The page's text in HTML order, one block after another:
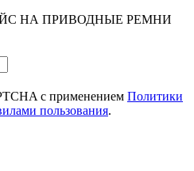
НА ПРИВОДНЫЕ РЕМНИ
с применением Политики
пользования.